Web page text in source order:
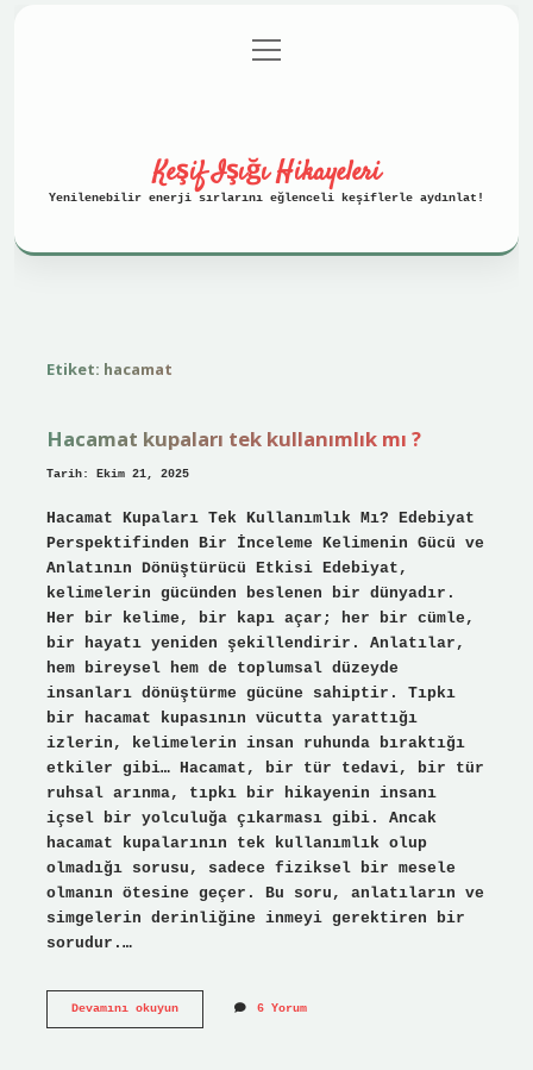
Gizlilik Politikası
menüyü
aç
Keşif Işığı Hikayeleri
Yenilenebilir enerji sırlarını eğlenceli keşiflerle aydınlat!
Etiket: hacamat
Hacamat kupaları tek kullanımlık mı ?
Tarih: Ekim 21, 2025
Hacamat Kupaları Tek Kullanımlık Mı? Edebiyat
Perspektifinden Bir İnceleme Kelimenin Gücü ve
Anlatının Dönüştürücü Etkisi Edebiyat,
kelimelerin gücünden beslenen bir dünyadır.
Her bir kelime, bir kapı açar; her bir cümle,
bir hayatı yeniden şekillendirir. Anlatılar,
hem bireysel hem de toplumsal düzeyde
insanları dönüştürme gücüne sahiptir. Tıpkı
bir hacamat kupasının vücutta yarattığı
izlerin, kelimelerin insan ruhunda bıraktığı
etkiler gibi… Hacamat, bir tür tedavi, bir tür
ruhsal arınma, tıpkı bir hikayenin insanı
içsel bir yolculuğa çıkarması gibi. Ancak
hacamat kupalarının tek kullanımlık olup
olmadığı sorusu, sadece fiziksel bir mesele
olmanın ötesine geçer. Bu soru, anlatıların ve
simgelerin derinliğine inmeyi gerektiren bir
sorudur.…
Devamını okuyunHacamat
6 Yorum